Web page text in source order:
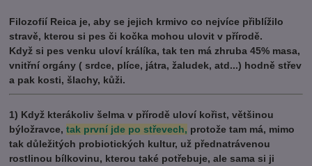
Filozofií Reica je, aby se jejich krmivo co nejvíce přiblížilo
stravě, kterou si pes či kočka mohou ulovit v přírodě.
Když si pes venku uloví králíka, tak ten má zhruba 45% masa,
vnitřní orgány ( srdce, plíce, játra, žaludek, atd...) hodně střev
a pak kosti, šlachy, kůži.
1) Když kterákoliv šelma v přírodě uloví kořist, většinou
býložravce,tak první jde po střevech, protože tam má, mimo
tak důležitých probiotických kultur, už přednatrávenou
rostlinou bílkovinu, kterou také potřebuje, ale sama si ji